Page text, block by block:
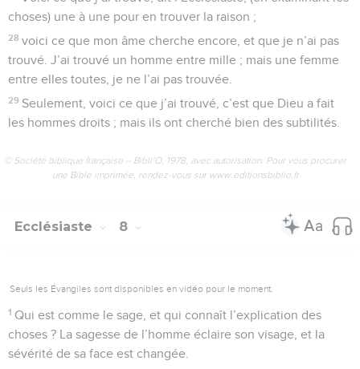
choses) une à une pour en trouver la raison ;
28 voici ce que mon âme cherche encore, et que je n’ai pas
trouvé. J’ai trouvé un homme entre mille ; mais une femme
entre elles toutes, je ne l’ai pas trouvée.
29 Seulement, voici ce que j’ai trouvé, c’est que Dieu a fait
les hommes droits ; mais ils ont cherché bien des subtilités.
© Société biblique française – Bibli’O, 1978, avec autorisation. Pour vous procurer
une Bible imprimée, rendez-vous sur www.editionsbiblio.fr
Ecclésiaste 8
Seuls les Évangiles sont disponibles en vidéo pour le moment.
1 Qui est comme le sage, et qui connaît l’explication des
choses ? La sagesse de l’homme éclaire son visage, et la
sévérité de sa face est changée.